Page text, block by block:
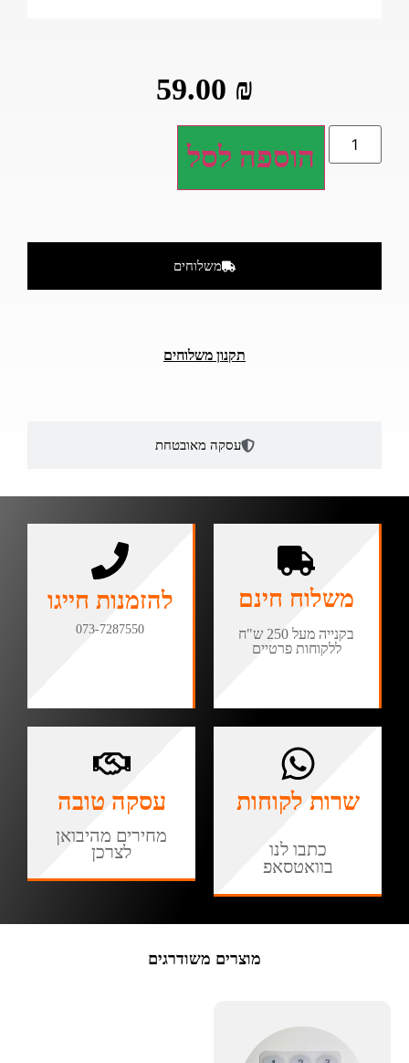
59.00₪
הוספה לסל
משלוחים
עסקה מאובטחת
תקנון משלוחים
משלוח חינם
בקנייה מעל 250 ש"ח
ללקוחות פרטיים
להזמנות חייגו
073-7287550
שרות לקוחות
כתבו לנו
בוואטסאפ
עסקה טובה
מחירים מהיבואן
לצרכן
מוצרים משודרגים